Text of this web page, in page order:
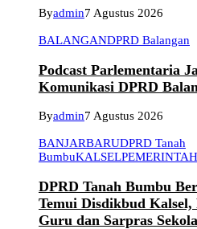
Byadmin7 Agustus 2026
BALANGANDPRD Balangan
Podcast Parlementaria
Komunikasi DPRD
Byadmin7 Agustus 2026
BANJARBARUDPRD Tanah
BumbuKALSEL
DPRD Tanah Bumbu
Temui Disdikbud
Guru dan Sarpras